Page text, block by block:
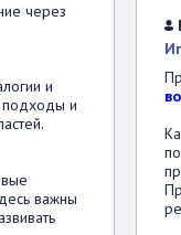
через
и
подходы и
важны